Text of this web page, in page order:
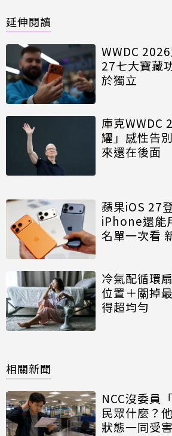
延伸閱讀
WWDC
27七大寶藏
於獨立
庫克WWDC
耀」感性告
來還在後面
蘋果iOS 27
iPhone還能
名單一次看
冷氣配循環
位置＋關掉
得超均勻
相關新聞
NCC沒委員
民眾什麼？
狀態一同受害